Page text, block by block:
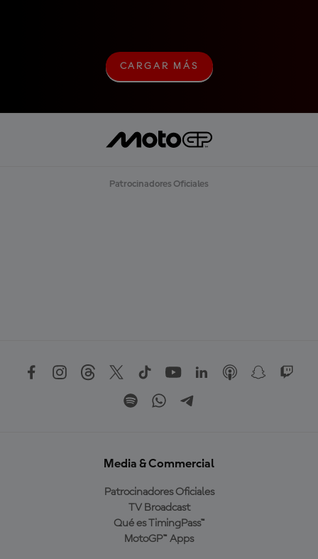
C
A
R
M
CARGAR MÁS
Patrocinadores Oficiales
Media & Commercial
Patrocinadores Oficiales
TV Broadcast
Qué es TimingPass™
MotoGP™ Apps